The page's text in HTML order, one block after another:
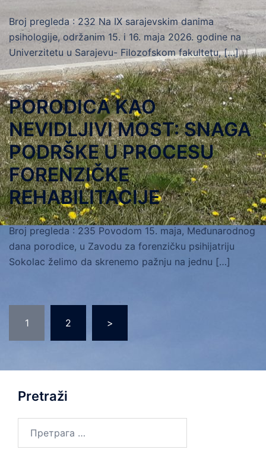
Broj pregleda : 232 Na IX sarajevskim danima
psihologije, održanim 15. i 16. maja 2026. godine na
Univerzitetu u Sarajevu- Filozofskom fakultetu, […]
​PORODICA KAO
NEVIDLJIVI MOST: SNAGA
PODRŠKE U PROCESU
FORENZIČKE
REHABILITACIJE
Broj pregleda : 235 Povodom 15. maja, Međunarodnog
dana porodice, u Zavodu za forenzičku psihijatriju
Sokolac želimo da skrenemo pažnju na jednu […]
чланака
1 2 >
Pretraži